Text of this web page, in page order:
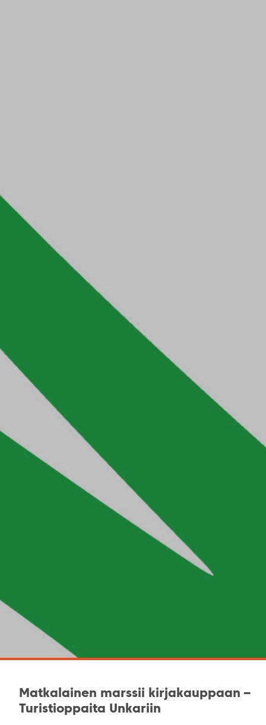
Matkalainen marssii kirjakauppaan –
Turistioppaita Unkariin